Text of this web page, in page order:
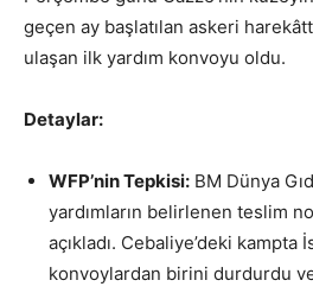
geçen ay başlatılan askeri
ulaşan ilk yardım konvoyu oldu.
Detaylar:
WFP’nin Tepkisi: BM Dünya
yardımların belirlenen teslim
açıkladı. Cebaliye’deki kampta
konvoylardan birini durdurdu